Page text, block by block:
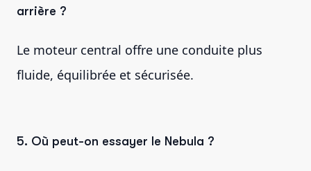
arrière ?
Le moteur central offre une conduite plus
fluide, équilibrée et sécurisée.
5. Où peut-on essayer le Nebula ?